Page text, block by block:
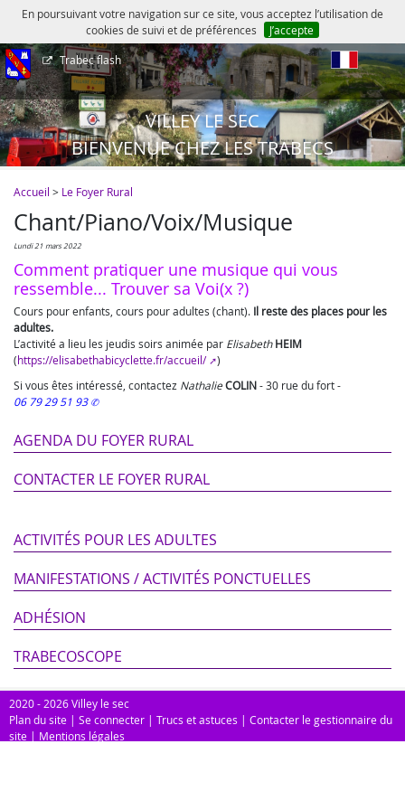
En poursuivant votre navigation sur ce site, vous acceptez l’utilisation de
cookies de suivi et de préférences
J’accepte
Trabec flash
VILLEY LE SEC
BIENVENUE CHEZ LES TRABECS
Accueil > Le Foyer Rural
Chant/Piano/Voix/Musique
lundi 21 mars 2022
Comment pratiquer une musique qui vous
ressemble... Trouver sa Voi(x ?)
Cours pour enfants, cours pour adultes (chant). Il reste des places pour les
adultes.
L’activité a lieu les jeudis soirs animée par Elisabeth HEIM
(https://elisabethabicyclette.fr/accueil/
)
Si vous êtes intéressé, contactez NathalieCOLIN-30 rue du fort-
06 79 29 51 93
AGENDA DU FOYER RURAL
CONTACTER LE FOYER RURAL
ACTIVITÉS POUR LES ADULTES
MANIFESTATIONS / ACTIVITÉS PONCTUELLES
ADHÉSION
TRABECOSCOPE
2020 - 2026 Villey le sec
Plan du site | Se connecter | Trucs et astuces | Contacter le gestionnaire du
site | Mentions légales